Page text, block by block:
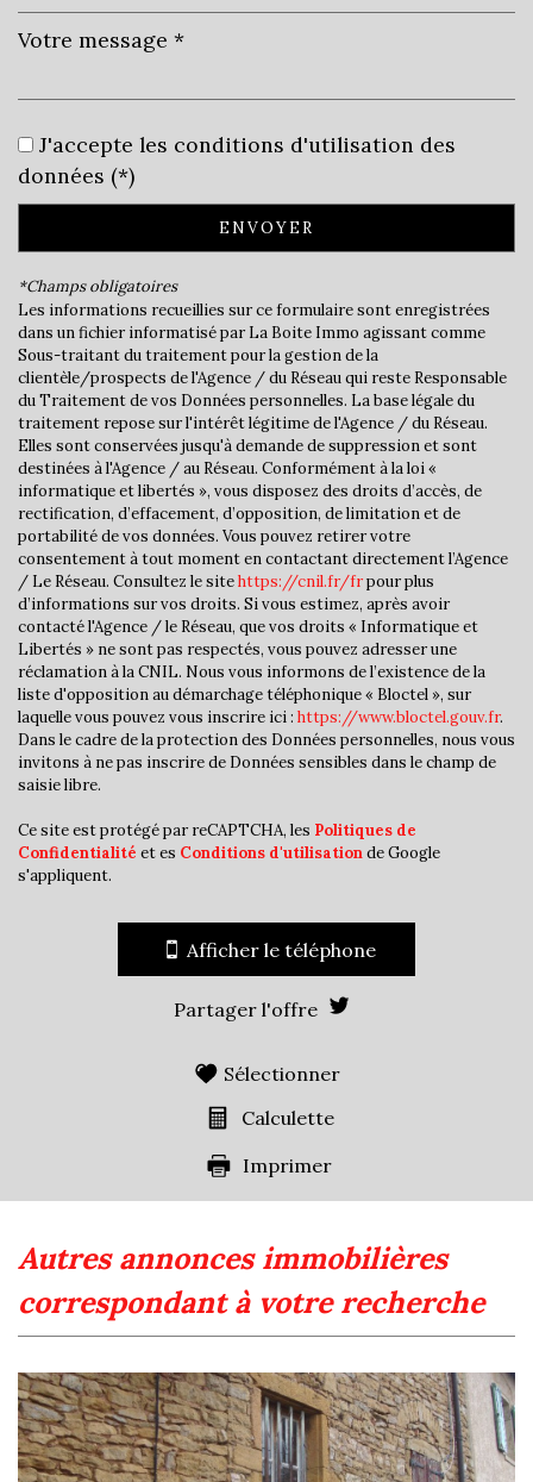
Collège
École maternelle
École primaire
Enseignement supérieur
Lycée
statistiques
Nombre d'habitants
36 240
Propriétaires (vs. locataires)
31,78 %
Taxe habitation
16,72 %
Taxe foncière
19,03 %
Habitants de moins de 25 ans
33,11 %
Habitants de 25 à 55 ans
41,68 %
Habitants de plus de 55 ans
25,21 %
Nombre d'enfants par famille
1,07
Familles sans enfant
Familles avec 1 ou 2 enfants
Maisons
Familles avec 3 enfants
J'accepte les conditions d'utilisation des
données (*)
ENVOYER
*Champs obligatoires
Les informations recueillies sur ce formulaire sont enregistrées
dans un fichier informatisé par La Boite Immo agissant comme
Sous-traitant du traitement pour la gestion de la
clientèle/prospects de l'Agence / du Réseau qui reste Responsable
du Traitement de vos Données personnelles. La base légale du
traitement repose sur l'intérêt légitime de l'Agence / du Réseau.
Elles sont conservées jusqu'à demande de suppression et sont
destinées à l'Agence / au Réseau. Conformément à la loi «
informatique et libertés », vous disposez des droits d’accès, de
rectification, d’effacement, d’opposition, de limitation et de
portabilité de vos données. Vous pouvez retirer votre
consentement à tout moment en contactant directement l’Agence
/ Le Réseau. Consultez le sitehttps://cnil.fr/frpour plus
d’informations sur vos droits. Si vous estimez, après avoir
contacté l'Agence / le Réseau, que vos droits « Informatique et
Libertés » ne sont pas respectés, vous pouvez adresser une
réclamation à la CNIL. Nous vous informons de l’existence de la
liste d'opposition au démarchage téléphonique « Bloctel », sur
laquelle vous pouvez vous inscrire ici : https://www.bloctel.gouv.fr.
Dans le cadre de la protection des Données personnelles, nous vous
invitons à ne pas inscrire de Données sensibles dans le champ de
saisie libre.
Ce site est protégé par reCAPTCHA, les Politiques de
Confidentialité et es Conditions d'utilisationde Google
s'appliquent.
Afficher le téléphone
Partager l'offre
Sélectionner
Calculette
Imprimer
autres annonces immobilières
correspondant à votre recherche